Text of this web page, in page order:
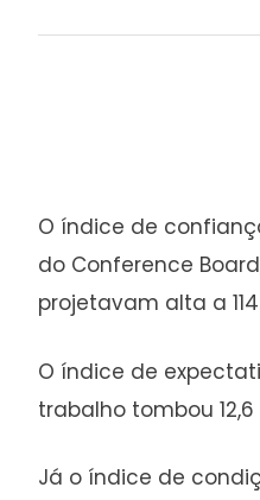
O índice de
do Conference
projetavam alta a
O índice de
trabalho tombou
Já o índice de